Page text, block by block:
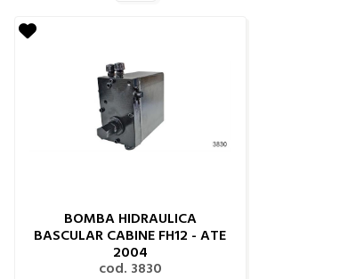
BOMBA HIDRAULICA
BASCULAR CABINE FH12 - ATE
2004
cod. 3830